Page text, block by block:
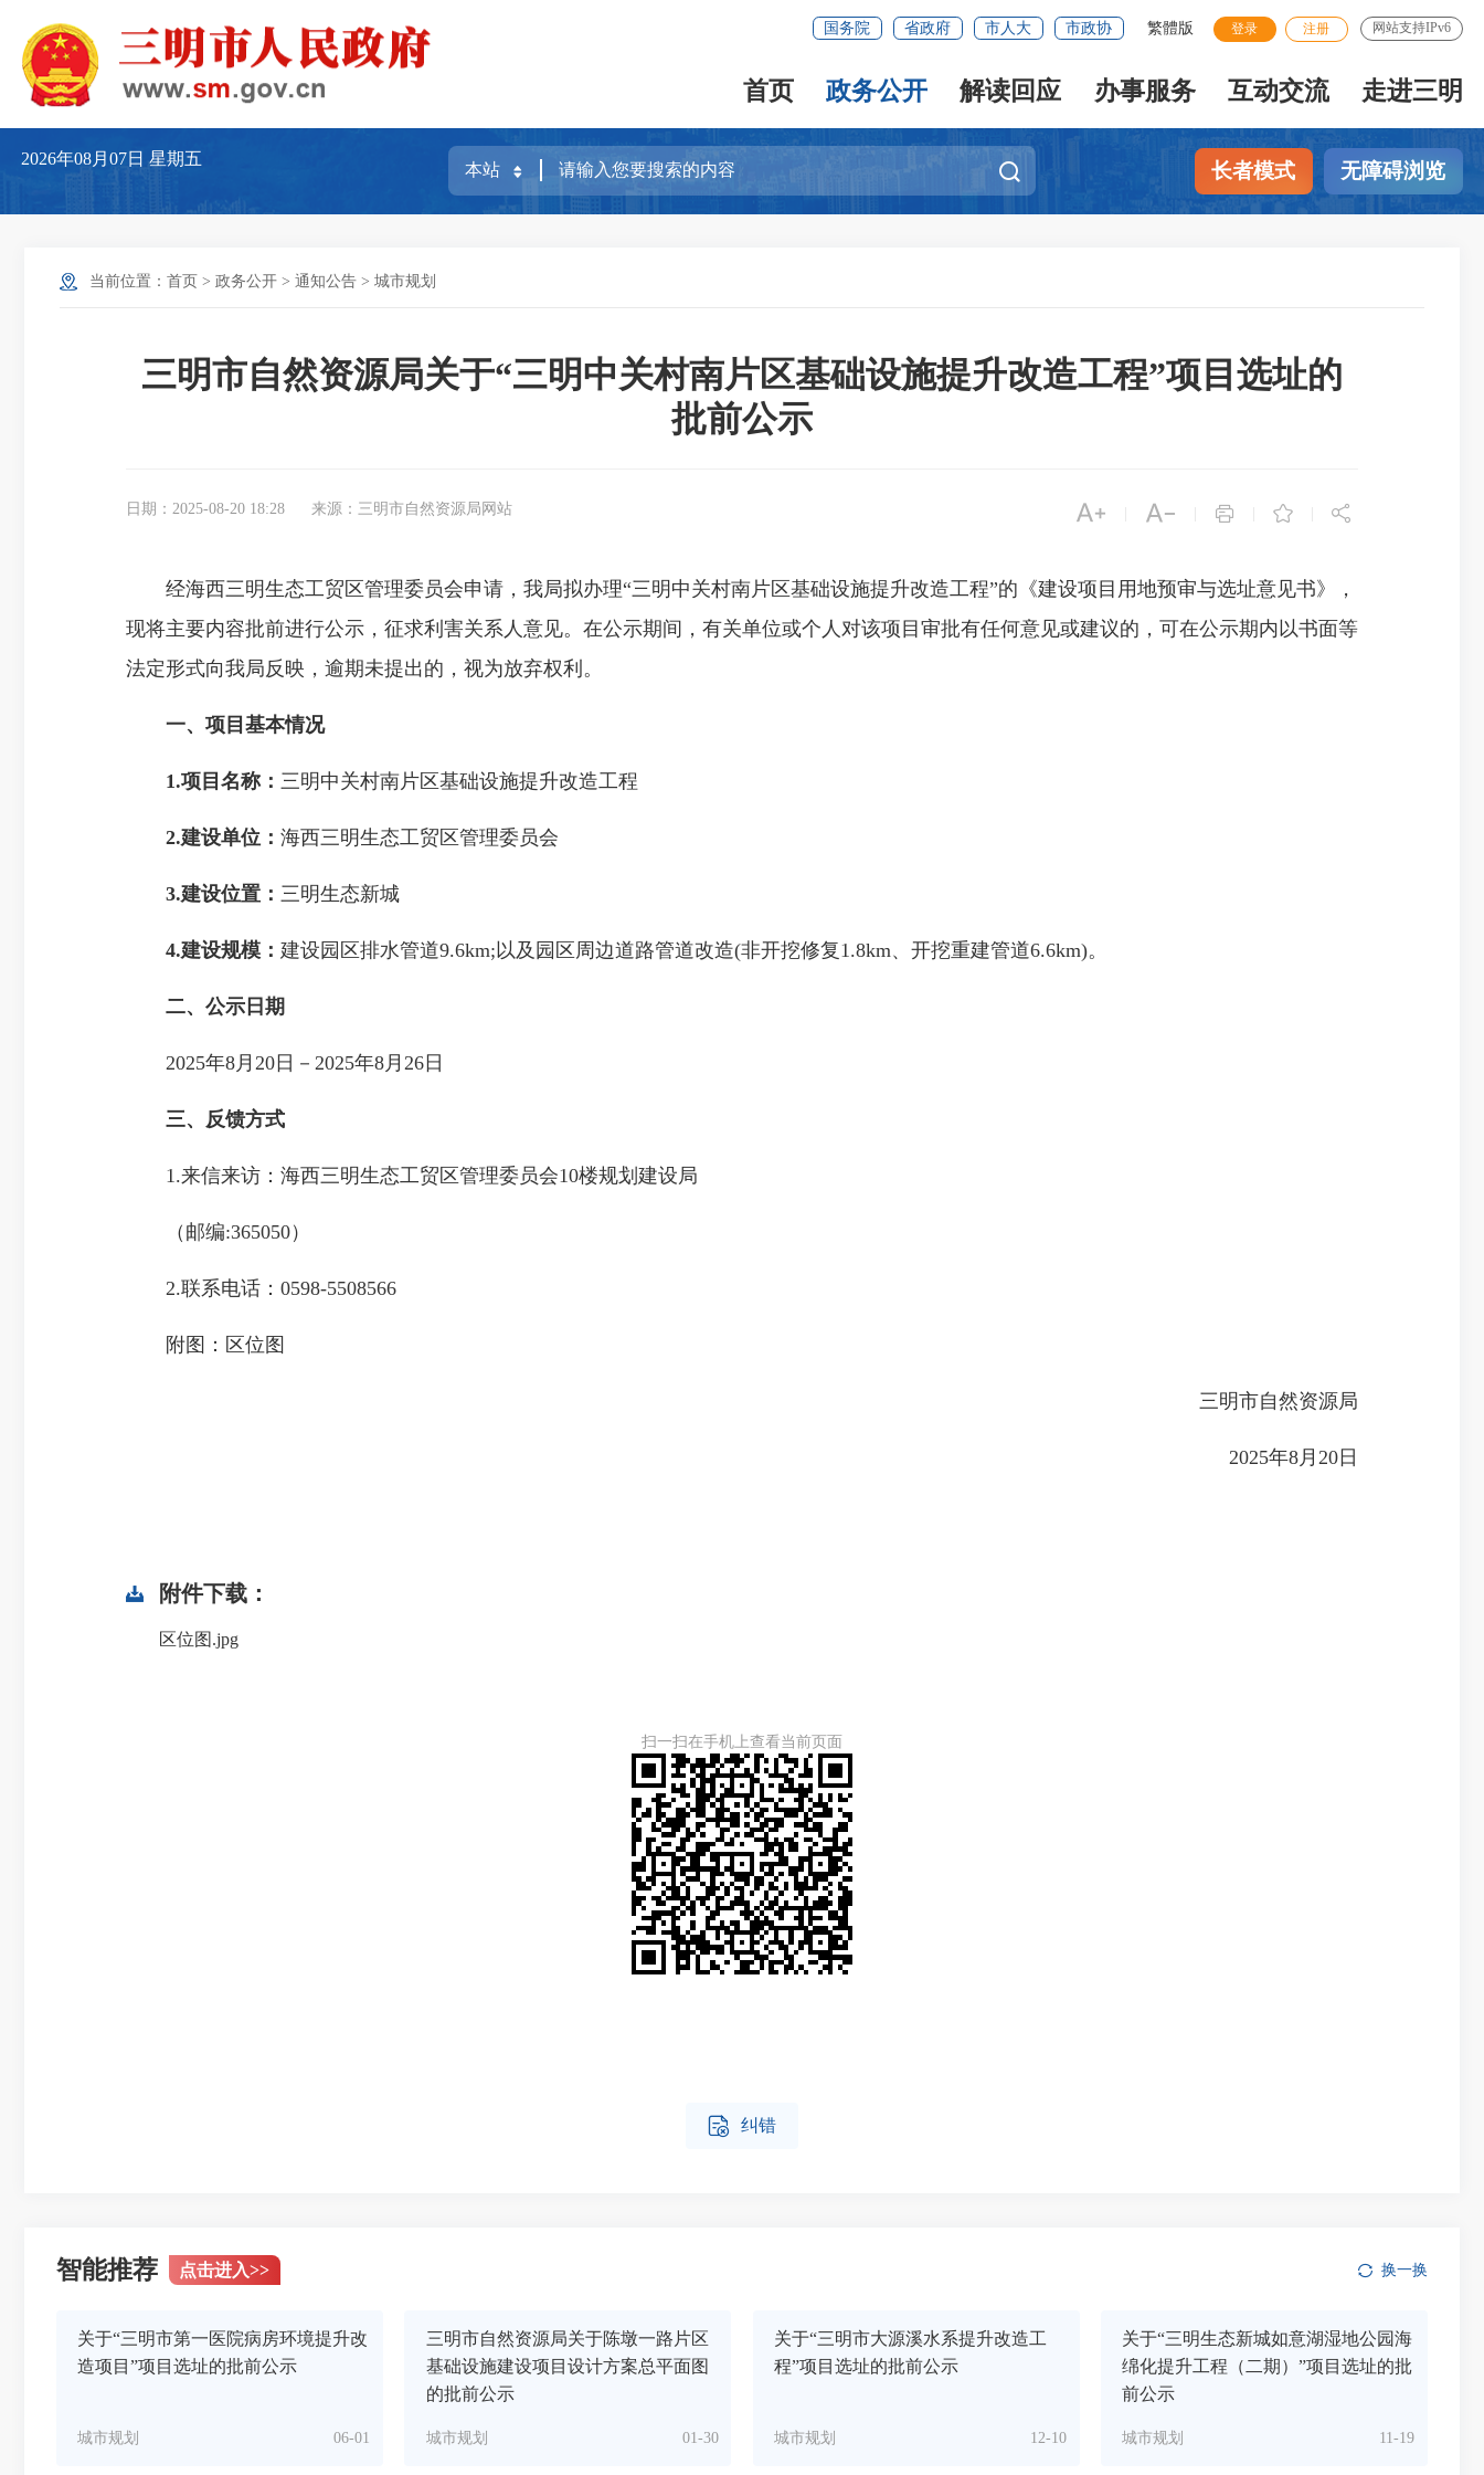
国务院 省政府 市人大 市政协 繁體版 登录 注册 网站支持IPv6
首页 政务公开 解读回应 办事服务 互动交流 走进三明
2026年08月07日星期五
长者模式 无障碍浏览
当前位置： 首页 > 政务公开 > 通知公告 > 城市规划
三明市自然资源局关于“三明中关村南片区基础设施提升改造工程”项目选址的
批前公示
日期：2025-08-20 18:28 来源：三明市自然资源局网站     
经海西三明生态工贸区管理委员会申请，我局拟办理“三明中关村南片区基础设施提升改造工程”的《建设项目用地预审与选址意见书》，
现将主要内容批前进行公示，征求利害关系人意见。在公示期间，有关单位或个人对该项目审批有任何意见或建议的，可在公示期内以书面等
法定形式向我局反映，逾期未提出的，视为放弃权利。
一、项目基本情况
1.项目名称： 三明中关村南片区基础设施提升改造工程
2.建设单位： 海西三明生态工贸区管理委员会
3.建设位置： 三明生态新城
4.建设规模： 建设园区排水管道9.6km;以及园区周边道路管道改造(非开挖修复1.8km、开挖重建管道6.6km)。
二、公示日期
2025年8月20日－2025年8月26日
三、反馈方式
1.来信来访：海西三明生态工贸区管理委员会10楼规划建设局
（邮编:365050）
2.联系电话：0598-5508566
附图：区位图
三明市自然资源局
2025年8月20日
附件下载：
区位图.jpg
扫一扫在手机上查看当前页面
 纠错
智能推荐 点击进入>> 换一换
关于“三明市第一医院病房环境提升改
造项目”项目选址的批前公示
06-01
城市规划
三明市自然资源局关于陈墩一路片区
基础设施建设项目设计方案总平面图
的批前公示
01-30
城市规划
关于“三明市大源溪水系提升改造工
程”项目选址的批前公示
12-10
城市规划
关于“三明生态新城如意湖湿地公园海
绵化提升工程（二期）”项目选址的批
前公示
11-19
城市规划